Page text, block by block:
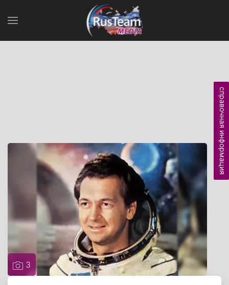
3
справочная информация